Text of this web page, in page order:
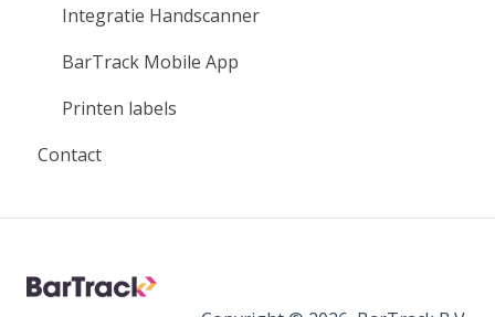
Integratie Handscanner
BarTrack Mobile App
Printen labels
Contact